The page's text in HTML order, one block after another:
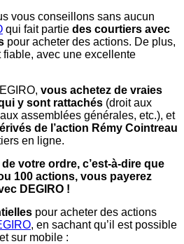
vous conseillons sans aucun
qui fait partie des courtiers avec
pour acheter des actions. De plus,
fiable, avec une excellente
vous achetez de vraies
y sont rattachés (droit aux
assemblées générales, etc.), et
de l’action Rémy Cointreau
en ligne.
votre ordre, c’est-à-dire que
100 actions, vous payerez
DEGIRO !
pour acheter des actions
, en sachant qu’il est possible
sur mobile :